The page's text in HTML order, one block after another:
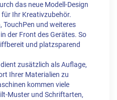
das neue Modell-Design
Ihr Kreativzubehör.
TouchPen und weiteres
der Front des Gerätes. So
und platzsparend
zusätzlich als Auflage,
Ihrer Materialien zu
kommen viele
Muster und Schriftarten,